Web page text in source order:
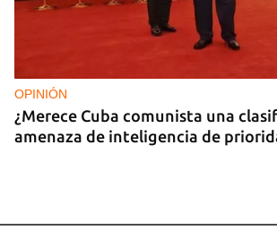
OPINIÓN
¿Merece Cuba comunista una
amenaza de inteligencia de